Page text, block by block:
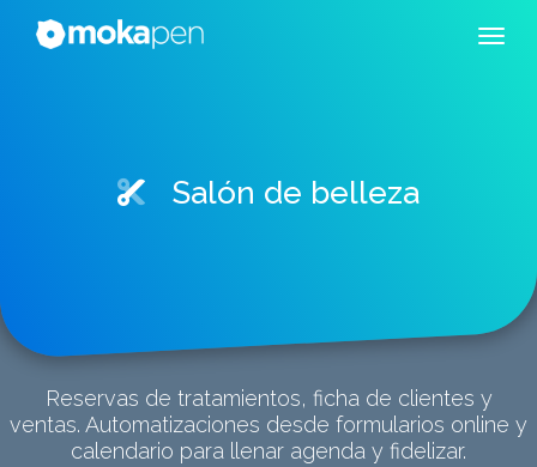
Salón de belleza
Reservas de tratamientos, ficha de clientes y
ventas. Automatizaciones desde formularios online y
calendario para llenar agenda y fidelizar.